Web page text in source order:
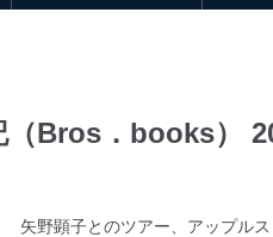
Bros．books）
とのツアー、アップルスト